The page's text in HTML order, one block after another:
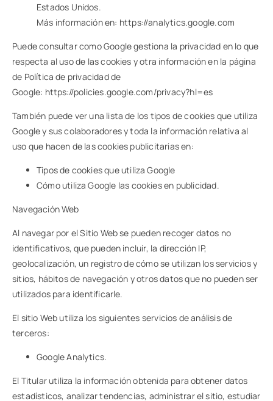
Estados Unidos.
Más información en: https://analytics.google.com
Puede consultar como Google gestiona la privacidad en lo que
respecta al uso de las cookies y otra información en la página
de Política de privacidad de
Google: https://policies.google.com/privacy?hl=es
También puede ver una lista de los tipos de cookies que utiliza
Google y sus colaboradores y toda la información relativa al
uso que hacen de las cookies publicitarias en:
Tipos de cookies que utiliza Google
Cómo utiliza Google las cookies en publicidad.
Navegación Web
Al navegar por el Sitio Web se pueden recoger datos no
identificativos, que pueden incluir, la dirección IP,
geolocalización, un registro de cómo se utilizan los servicios y
sitios, hábitos de navegación y otros datos que no pueden ser
utilizados para identificarle.
El sitio Web utiliza los siguientes servicios de análisis de
terceros:
Google Analytics.
El Titular utiliza la información obtenida para obtener datos
estadísticos, analizar tendencias, administrar el sitio, estudiar